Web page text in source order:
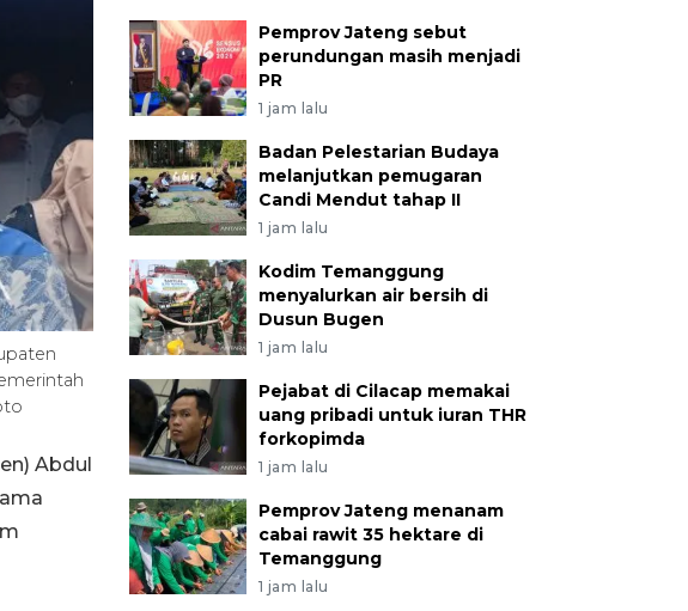
Abdul
Pemprov Jateng sebut
perundungan masih menjadi
PR
1 jam lalu
Badan Pelestarian Budaya
melanjutkan pemugaran
Candi Mendut tahap II
1 jam lalu
Kodim Temanggung
menyalurkan air bersih di
Dusun Bugen
1 jam lalu
Pejabat di Cilacap memakai
uang pribadi untuk iuran THR
forkopimda
1 jam lalu
Pemprov Jateng menanam
cabai rawit 35 hektare di
Temanggung
1 jam lalu